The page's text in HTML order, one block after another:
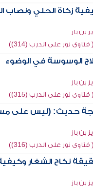
زكاة الحلي ونصاب
بن باز
نور على الدرب (314))
الوسوسة في الوضوء
بن باز
نور على الدرب (315))
حديث: (ليس على
بن باز
نور على الدرب (316))
نكاح الشغار
بن باز